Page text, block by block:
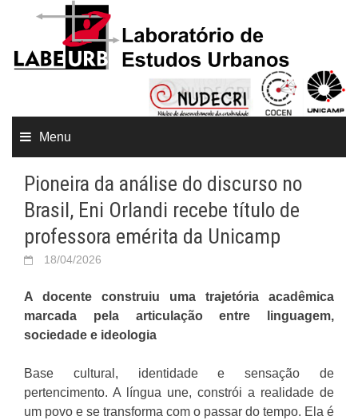
Menu
Pioneira da análise do discurso no
Brasil, Eni Orlandi recebe título de
professora emérita da Unicamp
18/04/2026
A docente construiu uma trajetória acadêmica
marcada pela articulação entre linguagem,
sociedade e ideologia
Base cultural, identidade e sensação de
pertencimento. A língua une, constrói a realidade de
um povo e se transforma com o passar do tempo. Ela é